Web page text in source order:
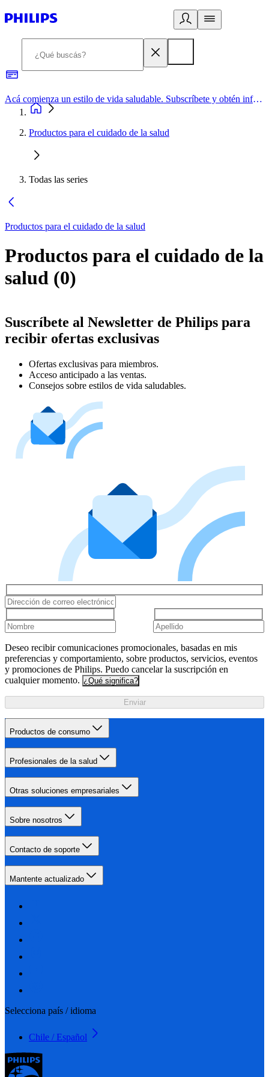
Acá comienza un estilo de vida saludable. Subscríbete y obtén información de primera mano
Productos para el cuidado de la salud
Todas las series
Productos para el cuidado de la salud
Productos para el cuidado de la
salud (0)
Suscríbete al Newsletter de Philips para
recibir ofertas exclusivas
Ofertas exclusivas para miembros.
Acceso anticipado a las ventas.
Consejos sobre estilos de vida saludables.
Deseo recibir comunicaciones promocionales, basadas en mis
preferencias y comportamiento, sobre productos, servicios, eventos
y promociones de Philips. Puedo cancelar la suscripción en
cualquier momento. ¿Qué significa?
Enviar
Productos de consumo
Profesionales de la salud
Otras soluciones empresariales
Sobre nosotros
Contacto de soporte
Mantente actualizado
Selecciona país / idioma
Chile / Español